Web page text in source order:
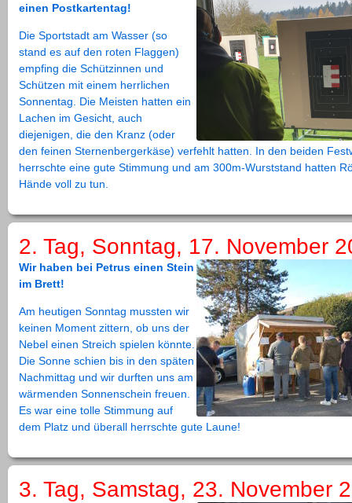
einen Postkartentag!
Die Sportstadt am Wasser (so
stand es auf den roten Flaggen)
empfing die Schützinnen und
Schützen mit einem herrlichen
Sonnentag. Die Meisten hatten ein
Lachen im Gesicht, auch
diejenigen, die den Kranz (oder
den feinen Sternenbergerkäse) verfehlt hatten. In den beiden
herrschte eine gute Stimmung und am 300m-Wurststand hatten
Hände voll zu tun.
2. Tag, Sonntag, 17. November
Wir haben bei Petrus einen Stein
im Brett!
Am heutigen Sonntag mussten wir
keinen Moment zittern, ob uns der
Nebel einen Streich spielen könnte.
Die Sonne schien bis in den späten
Nachmittag und wir durften uns am
wärmenden Sonnenschein freuen.
Es war eine tolle Stimmung auf
dem Platz und überall herrschte gute Laune!
3. Tag, Samstag, 23. November